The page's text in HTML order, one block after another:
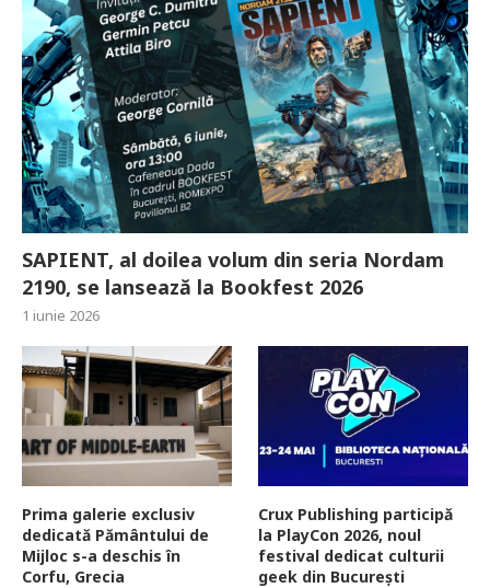
SAPIENT, al doilea volum din seria Nordam
2190, se lansează la Bookfest 2026
1 iunie 2026
Prima galerie exclusiv
dedicată Pământului de
Mijloc s-a deschis în
Corfu, Grecia
Crux Publishing participă
la PlayCon 2026, noul
festival dedicat culturii
geek din București